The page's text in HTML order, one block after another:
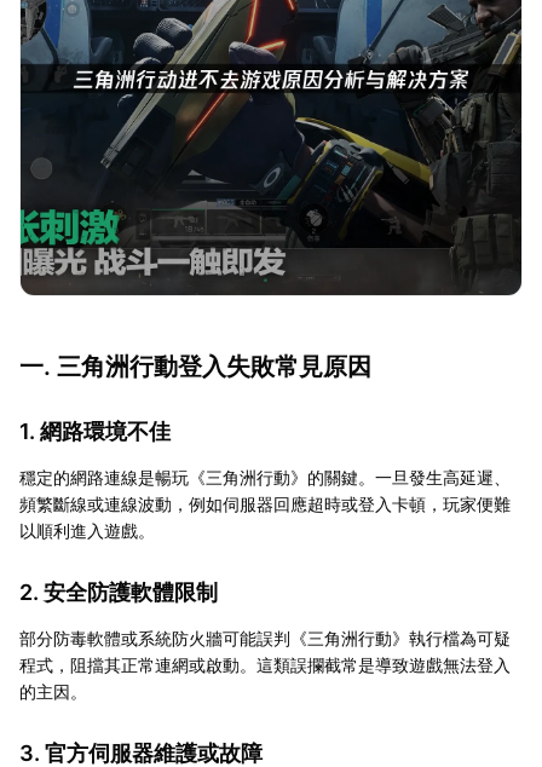
一. 三角洲行動登入失敗常見原因
1. 網路環境不佳
穩定的網路連線是暢玩《三角洲行動》的關鍵。一旦發生高延遲、
頻繁斷線或連線波動，例如伺服器回應超時或登入卡頓，玩家便難
以順利進入遊戲。
2. 安全防護軟體限制
部分防毒軟體或系統防火牆可能誤判《三角洲行動》執行檔為可疑
程式，阻擋其正常連網或啟動。這類誤攔截常是導致遊戲無法登入
的主因。
3. 官方伺服器維護或故障